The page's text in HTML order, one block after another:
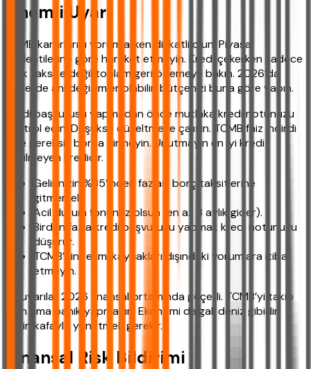
Önemli Uyarı
TCMB kararlarını yorumlarken dikkatli olun. Piyasa
söylentilerine göre hareket etmeyin. Kredi çekerken sadece
aylık taksite değil toplam geri ödemeye bakın. 2026’da
faizlerde ani değişimler olabilir, bütçenizi buna göre yapın.
Kredi başvurusu yapmadan önce mutlaka kredi notunuzu
kontrol edin. Düşükse düzeltmeye çalışın. TCMB faiz indirdi
diye gereksiz borca girmeyin. Unutmayın en iyi kredi
çekilmeyen kredidir.
Gelirinizin %35’inden fazlası borç taksitlerine
gitmemeli.
Acil durum fonunuz olsun (en az 3 aylık gider).
Birden fazla kredi başvurusu yapmak kredi notunuzu
düşürür.
TCMB’nin resmi kaynakları dışındaki yorumlara itibar
etmeyin.
Bu uyarılar 2026 finansal ortamında geçerli. TCMB’yi takip
edin ama panik yapmayın. Ekonomi dalgalı deniz gibidir,
sakin kafayla yönetmek gerekir.
Finansal Risk Bildirimi